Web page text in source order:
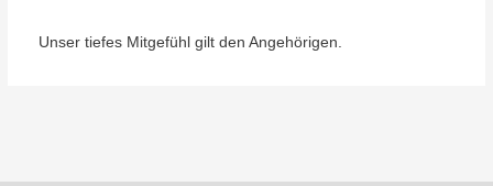
Unser tiefes Mitgefühl gilt den Angehörigen.